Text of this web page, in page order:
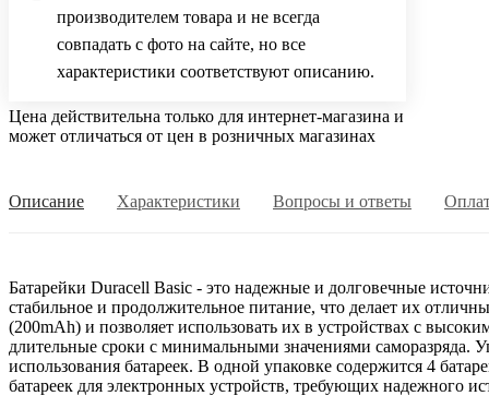
производителем товара и не всегда
совпадать с фото на сайте, но все
характеристики соответствуют описанию.
Цена действительна только для интернет-магазина и
может отличаться от цен в розничных магазинах
Описание Характеристики Вопросы и ответы
Батарейки Duracell Basic - это надежные и долговечные
стабильное и продолжительное питание, что делает их
(200mAh) и позволяет использовать их в устройствах с
длительные сроки с минимальными значениями саморазряда.
использования батареек. В одной упаковке содержится 4
батареек для электронных устройств, требующих надежного